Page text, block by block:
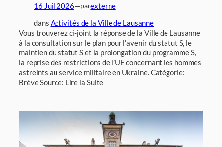
16 Juil 2026—parexterne
dans Activités de la Ville de Lausanne
Vous trouverez ci-joint la réponse de la Ville de Lausanne
à la consultation sur le plan pour l’avenir du statut S, le
maintien du statut S et la prolongation du programme S,
la reprise des restrictions de l’UE concernant les hommes
astreints au service militaire en Ukraine. Catégorie:
Brève Source: Lire la Suite